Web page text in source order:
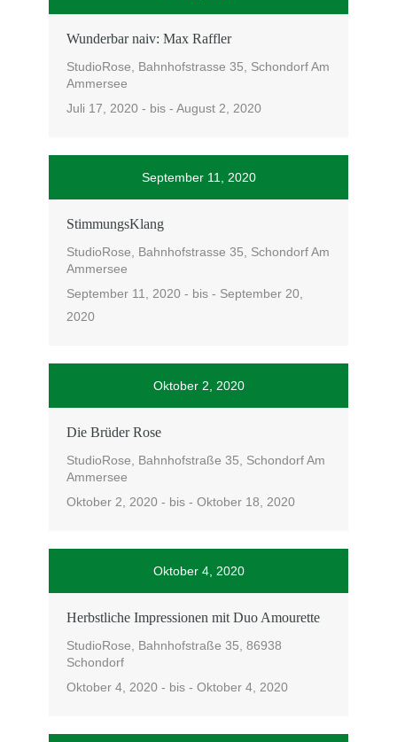
Wunderbar naiv: Max Raffler
StudioRose, Bahnhofstrasse 35, Schondorf Am
Ammersee
Juli 17, 2020 - bis - August 2, 2020
September 11, 2020
StimmungsKlang
StudioRose, Bahnhofstrasse 35, Schondorf Am
Ammersee
September 11, 2020 - bis - September 20,
2020
Oktober 2, 2020
Die Brüder Rose
StudioRose, Bahnhofstraße 35, Schondorf Am
Ammersee
Oktober 2, 2020 - bis - Oktober 18, 2020
Oktober 4, 2020
Herbstliche Impressionen mit Duo Amourette
StudioRose, Bahnhofstraße 35, 86938
Schondorf
Oktober 4, 2020 - bis - Oktober 4, 2020